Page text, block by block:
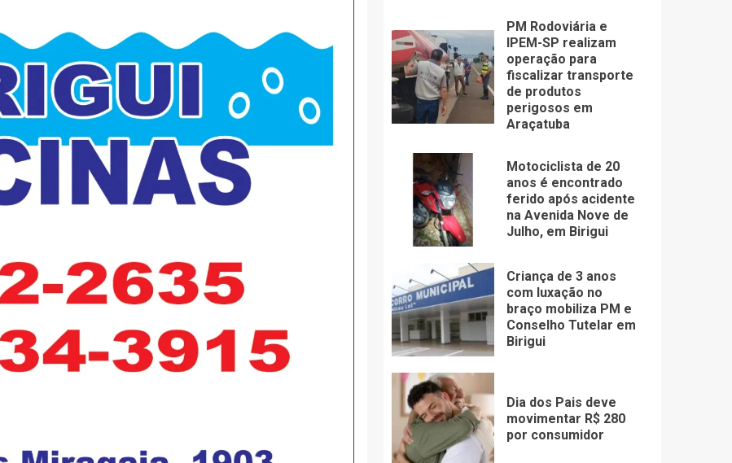
PM Rodoviária e
IPEM-SP realizam
operação para
fiscalizar transporte
de produtos
perigosos em
Araçatuba
Motociclista de 20
anos é encontrado
ferido após acidente
na Avenida Nove de
Julho, em Birigui
Criança de 3 anos
com luxação no
braço mobiliza PM e
Conselho Tutelar em
Birigui
Dia dos Pais deve
movimentar R$ 280
por consumidor